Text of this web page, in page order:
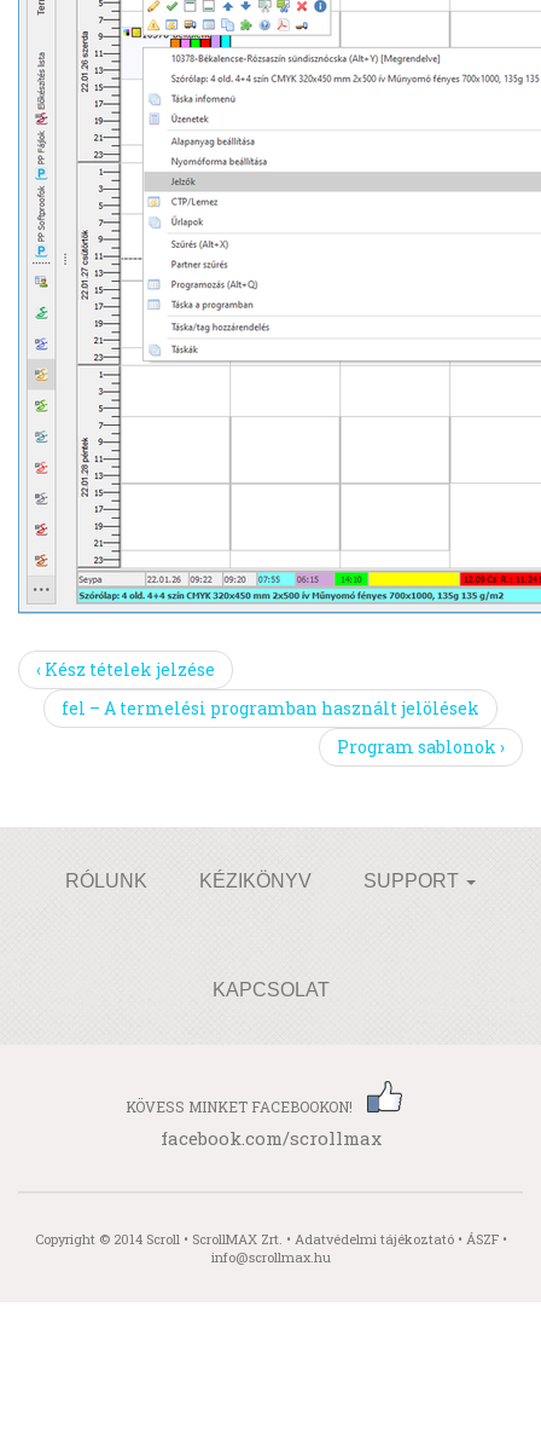
‹ Kész tételek jelzése
fel – A termelési programban használt jelölések
Program sablonok ›
RÓLUNK KÉZIKÖNYV SUPPORT
KAPCSOLAT
KÖVESS MINKET FACEBOOKON!
facebook.com/scrollmax
Copyright © 2014 Scroll • ScrollMAX Zrt. • Adatvédelmi tájékoztató• ÁSZF•
info@scrollmax.hu